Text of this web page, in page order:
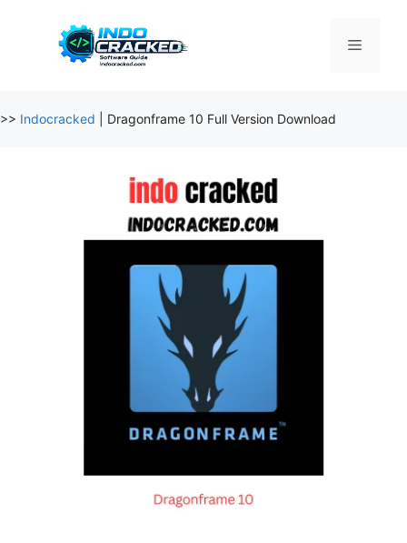
Menu
>> Indocracked Dragonframe 10 Full Version Download